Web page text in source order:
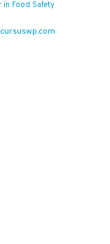
Food Safety